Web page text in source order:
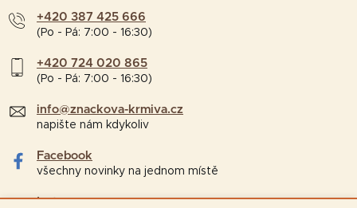
+420 387 425 666
(Po - Pá: 7:00 - 16:30)
+420 724 020 865
(Po - Pá: 7:00 - 16:30)
info@znackova-krmiva.cz
napište nám kdykoliv
Facebook
všechny novinky na jednom místě
Instagram